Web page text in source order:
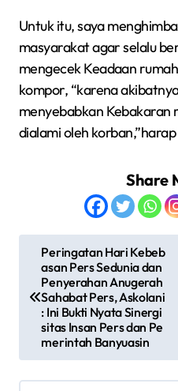
Untuk itu, saya
masyarakat agar selalu
mengecek Keadaan
kompor, “karena
menyebabkan Kebakaran
dialami oleh
Share
a
Peringatan Hari Kebeb
asan Pers Sedunia dan
Penyerahan Anugerah
Sahabat Pers, Askolani
: Ini Bukti Nyata Sinergi
sitas Insan Pers dan Pe
merintah Banyuasin